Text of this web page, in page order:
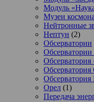
Модуль
Музеи
Нейтронные
Нептун (2)
Обсерватории
Обсерватории
Обсерватория
Обсерватория
Орел (1)
Передача